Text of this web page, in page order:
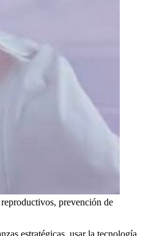
prevención de
estratégicas, usar la tecnología